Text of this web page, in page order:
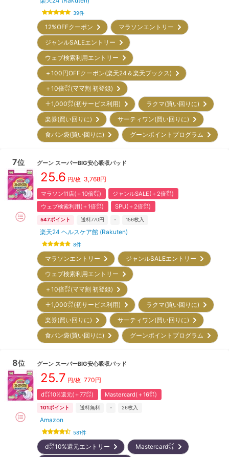
39件
12%OFFクーポン
マラソンエントリー
ジャンルSALEエントリー
ウェブ検索利用エントリー
＋100円OFFクーポン(楽天24＆楽天ブックス)
＋10倍㌽(ママ割 初登録)
＋1,000㌽(初サービス利用)
ラクマ(買い回りに)
楽券(買い回りに)
サーティワン(買い回りに)
食パン袋(買い回りに)
グーンポイントプログラム
7位 グーン スーパーBIG安心吸収パッド
25.6 円/枚 3,768円
マラソン11店(＋10倍㌽)
ジャンルSALE(＋2倍㌽)
ウェブ検索利用(＋1倍㌽)
SPU(＋2倍㌽)
547ポイント 送料770円 - 156枚入
楽天24 ヘルスケア館 (Rakuten)
8件
マラソンエントリー
ジャンルSALEエントリー
ウェブ検索利用エントリー
＋10倍㌽(ママ割 初登録)
＋1,000㌽(初サービス利用)
ラクマ(買い回りに)
楽券(買い回りに)
サーティワン(買い回りに)
食パン袋(買い回りに)
グーンポイントプログラム
8位 グーン スーパーBIG安心吸収パッド
25.7 円/枚 770円
d㌽10%還元(＋77㌽) Mastercard(＋16㌽)
101ポイント 送料無料 - 26枚入
Amazon
581件
d㌽10%還元エントリー
Mastercard㌽